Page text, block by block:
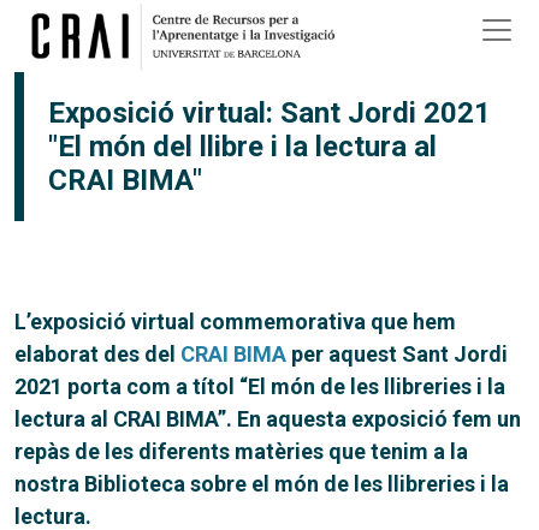
Vés al contingut
Exposició virtual: Sant Jordi 2021
"El món del llibre i la lectura al
CRAI BIMA"
L’exposició virtual commemorativa que hem
elaborat des del CRAI BIMA per aquest Sant Jordi
2021 porta com a títol “El món de les llibreries i la
lectura al CRAI BIMA”. En aquesta exposició fem un
repàs de les diferents matèries que tenim a la
nostra Biblioteca sobre el món de les llibreries i la
lectura.